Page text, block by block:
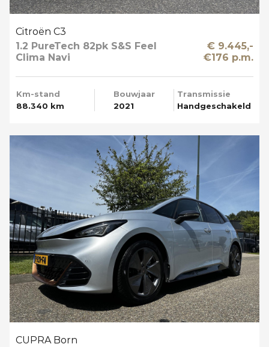
Citroën C3
1.2 PureTech 82pk S&S Feel
Clima Navi
€ 9.445,-
€176 p.m.
Km-stand
88.340 km
Bouwjaar
2021
Transmissie
Handgeschakeld
CUPRA Born